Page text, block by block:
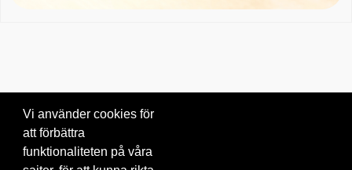
© 2026 Brainville AB. |Villkor för tjänsten
Vi använder cookies för
att förbättra
funktionaliteten på våra